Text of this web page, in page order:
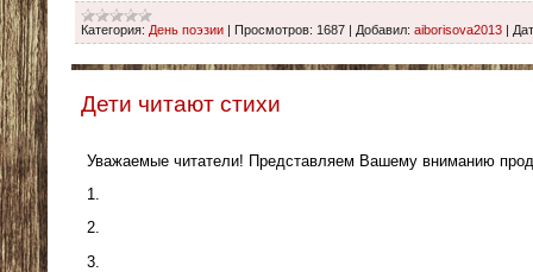
Категория: День поэзии | Просмотров: 1687 | Добавил: aiborisova2013 |
Дети читают стихи
Уважаемые читатели! Представляем Вашему вниманию
1.
2.
3.